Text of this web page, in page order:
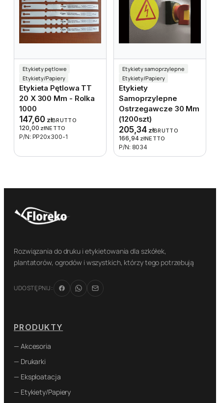
Etykiety pętlowe
Etykiety/Papiery
Etykieta Pętlowa TT
20 X 300 Mm - Rolka
1000
147,60 złBRUTTO
120,00 złNETTO
P/N: PP20x300-1
Etykiety samoprzylepne
Etykiety/Papiery
Etykiety
Samoprzylepne
Ostrzegawcze 30 Mm
(1200szt)
205,34 złBRUTTO
166,94 złNETTO
P/N: 8034
Rozwiązania do druku i etykietowania dla szkółek,
plantatorów, ogrodów i wszystkich, którzy tego potrzebują
UDOSTĘPNIJ:
PRODUKTY
— Akcesoria
— Drukarki
— Eksploatacja
— Etykiety/Papiery